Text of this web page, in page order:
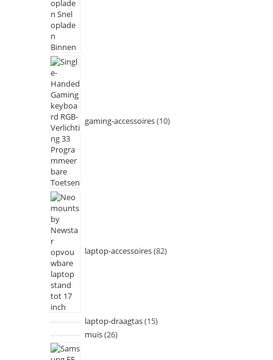
gaming-accessoires 10
laptop-accessoires 82
laptop-draagtas 15
muis 26